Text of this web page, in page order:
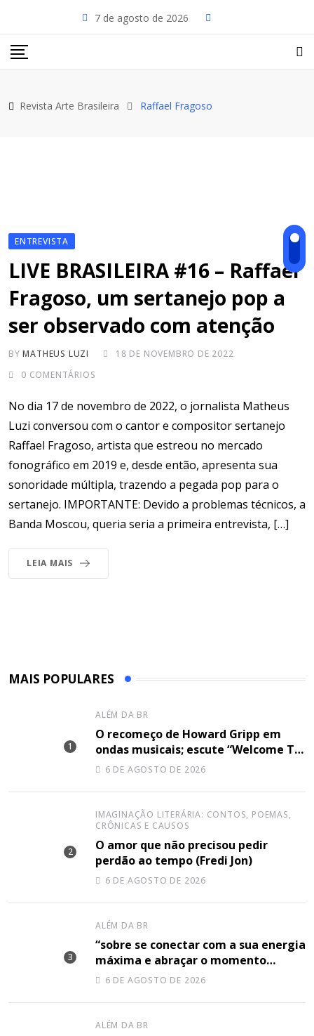
content
7 de agosto de 2026
Revista Arte Brasileira Raffael Fragoso
ENTREVISTA
LIVE BRASILEIRA #16 – Raffael
Fragoso, um sertanejo pop a
ser observado com atenção
BYMATHEUS LUZI
18 DE NOVEMBRO DE 2022
0 COMENTÁRIOS
No dia 17 de novembro de 2022, o jornalista Matheus
Luzi conversou com o cantor e compositor sertanejo
Raffael Fragoso, artista que estreou no mercado
fonográfico em 2019 e, desde então, apresenta sua
sonoridade múltipla, trazendo a pegada pop para o
sertanejo. IMPORTANTE: Devido a problemas técnicos, a
Banda Moscou, queria seria a primeira entrevista, […]
LEIA MAIS
MAIS POPULARES
ALÉM DA BR
O recomeço de Howard Gripp em
ondas musicais; escute “Welcome To
Your Life”
6 DE AGOSTO DE 2026
IMAGINAÇÃO LITERÁRIA: CONTOS, POEMAS,
CRÔNICAS E CAUSOS
O amor que não precisou pedir
perdão ao tempo (Fredi Jon)
6 DE AGOSTO DE 2026
ALÉM DA BR
“sobre se conectar com a sua energia
máxima e abraçar o momento
plenamente”, disse Shery M sobre
6 DE AGOSTO DE 2026
ALÉM DA BR